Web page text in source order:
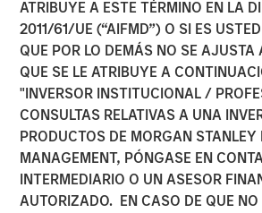
ATRIBUYE A ESTE TÉRMINO EN LA
2011/61/UE (“AIFMD”) O SI ES
QUE POR LO DEMÁS NO SE AJUSTA
QUE SE LE ATRIBUYE A
"INVERSOR INSTITUCIONAL /
CONSULTAS RELATIVAS A UNA
PRODUCTOS DE MORGAN STANLEY
MANAGEMENT, PÓNGASE EN
INTERMEDIARIO O UN ASESOR
AUTORIZADO. EN CASO DE QUE NO
Partnership with
Group for 1.045
16 JUNIO 2026